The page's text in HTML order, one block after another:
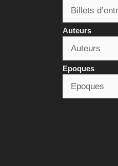
Auteurs
Epoques